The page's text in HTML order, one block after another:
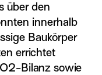
über den
innerhalb
Baukörper
errichtet
Bilanz sowie